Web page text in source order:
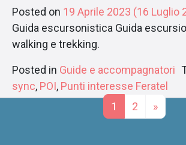
Posted on 19 Aprile 2023 (16 Luglio
Guida escursonistica Guida
walking e trekking.
Posted in Guide e accompagnatori
sync, POI, Punti interesse Feratel
Posts
1 2 »